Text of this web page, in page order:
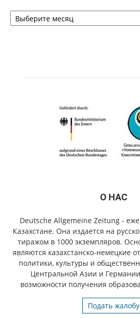
Архивы
О НАС
Deutsche Allgemeine Zeitung -
Казахстане. Она издается на
тиражом в 1000 экземпляров.
являются казахстанско-немецкие
политики, культуры и
Центральной Азии и
возможности получения
Подать жалобу